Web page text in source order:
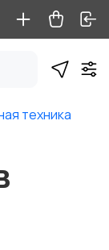
техника